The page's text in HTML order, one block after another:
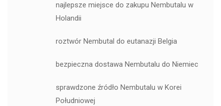
najlepsze miejsce do zakupu Nembutalu w
Holandii
roztwór Nembutal do eutanazji Belgia
bezpieczna dostawa Nembutalu do Niemiec
sprawdzone źródło Nembutalu w Korei
Południowej